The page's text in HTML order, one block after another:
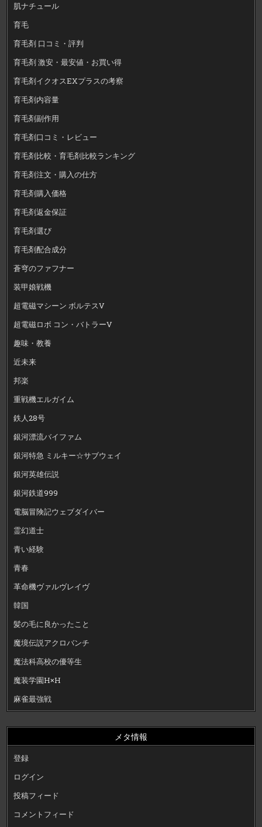
肌ナチュール
育毛
育毛剤 口コミ・評判
育毛剤 激安・最安値・お買い得
育毛剤イクオスEXプラスの考察
育毛剤内容量
育毛剤副作用
育毛剤口コミ・レビュー
育毛剤比較・育毛剤比較ランキング
育毛剤注文・購入の仕方
育毛剤購入価格
育毛剤返金保証
育毛剤選び
育毛剤配合成分
蒼穹のファフナー
装甲娘戦機
超電磁マシーン ボルテスV
超電磁ロボ コン・バトラーV
趣味・教養
近未来
邦楽
重戦機エルガイム
鉄人28号
銀河漂流バイファム
銀河特急 ミルキー☆サブウェイ
銀河英雄伝説
銀河鉄道999
電脳冒険記ウェブダイバー
霊幻道士
青い経験
青春
革命機ヴァルヴレイヴ
韓国
髪の毛に良かったこと
魔境伝説アクロバンチ
魔法科高校の優等生
魔装学園H×H
麻雀最強戦
メタ情報
登録
ログイン
投稿フィード
コメントフィード